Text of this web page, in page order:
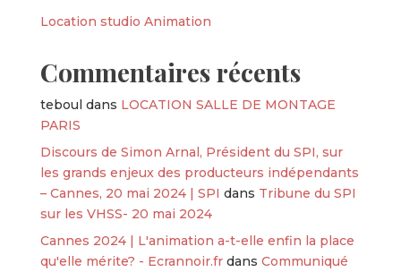
Location studio Animation
Commentaires récents
teboul dans LOCATION SALLE DE MONTAGE
PARIS
Discours de Simon Arnal, Président du SPI, sur
les grands enjeux des producteurs indépendants
– Cannes, 20 mai 2024 | SPI dans Tribune du SPI
sur les VHSS- 20 mai 2024
Cannes 2024 | L'animation a-t-elle enfin la place
qu'elle mérite? - Ecrannoir.frdans Communiqué